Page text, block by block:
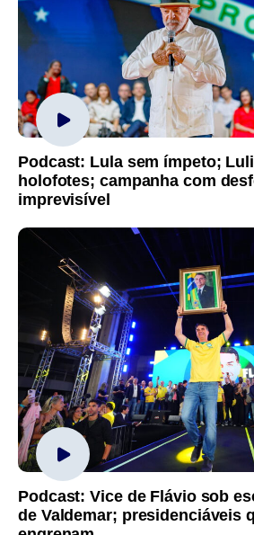
Podcast: Lula sem ímpeto;
holofotes; campanha com
imprevisível
Podcast: Vice de Flávio sob
de Valdemar; presidenciáveis